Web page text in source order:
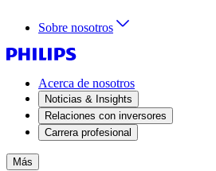
Sobre nosotros
Acerca de nosotros
Noticias & Insights
Relaciones con inversores
Carrera profesional
Más